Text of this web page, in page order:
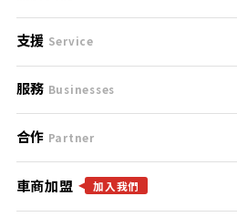
刊登規範
服務條款
免責聲明
隱私權政策
支援 Service
支援中心
聯絡我們
服務 Businesses
什麼是Goo鑑定？
找好車
合作 Partner
合作夥伴
車商加盟 加入我們